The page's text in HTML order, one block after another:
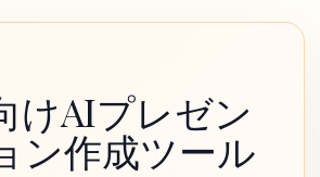
けAIプレゼン
ン作成ツール